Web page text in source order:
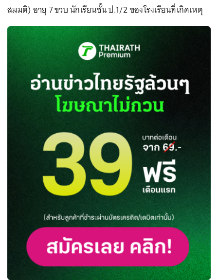
สมมติ) อายุ 7 ขวบ นักเรียนชั้น ป.1/2 ของโรงเรียนที่เกิดเหตุ